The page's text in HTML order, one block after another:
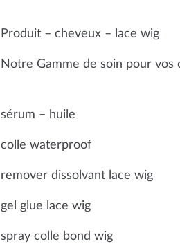
Produit – cheveux – lace wig
Notre Gamme de soin pour
sérum – huile
colle waterproof
remover dissolvant lace wig
gel glue lace wig
spray colle bond wig